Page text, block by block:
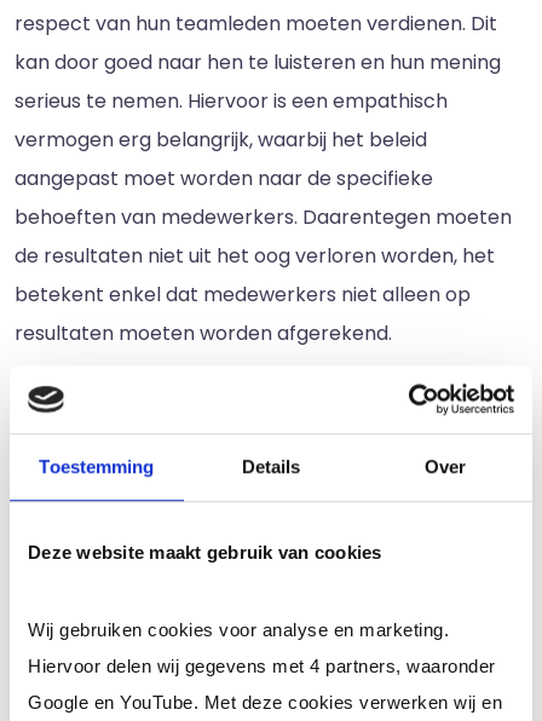
Toestemming Details Over
Deze website maakt gebruik van cookies
Wij gebruiken cookies voor analyse en marketing.
Hiervoor delen wij gegevens met 4 partners, waaronder
Google en YouTube. Met deze cookies verwerken wij en
respect van hun teamleden moeten verdienen. Dit
kan door goed naar hen te luisteren en hun mening
serieus te nemen. Hiervoor is een empathisch
vermogen erg belangrijk, waarbij het beleid
aangepast moet worden naar de specifieke
behoeften van medewerkers. Daarentegen moeten
de resultaten niet uit het oog verloren worden, het
betekent enkel dat medewerkers niet alleen op
resultaten moeten worden afgerekend.
3. Menselijk benaderen
Een goede leidinggevende heeft een menselijke
benadering en probeert altijd te achterhalen wat
helpt medewerkers, maar ook het bedrijf zelf,
producten en diensten en beter in staat zijn om hun
talenten efficiënt in te zetten. Ook bezitten
medewerkers kennis die een leidinggevende